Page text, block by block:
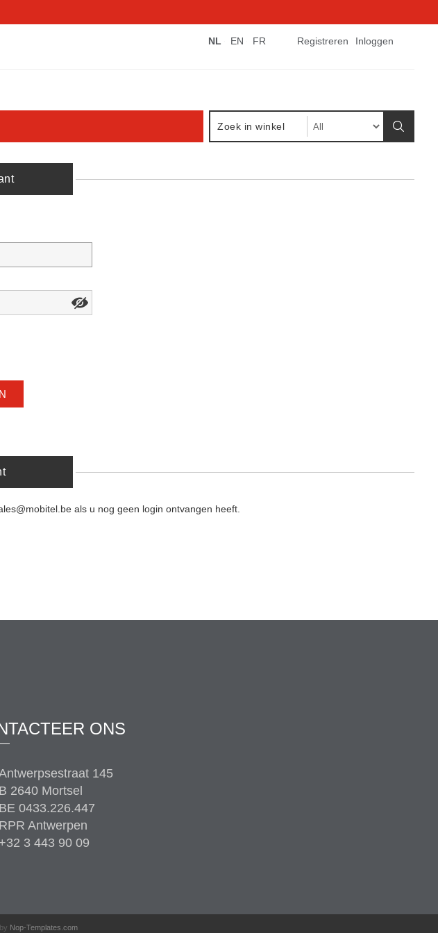
Registreren Inloggen
NL EN FR
als u nog geen login ontvangen heeft.
ONS
145
B 2640 Mortsel
BE 0433.226.447
RPR Antwerpen
+32 3 443 90 09
Nop-Templates.com